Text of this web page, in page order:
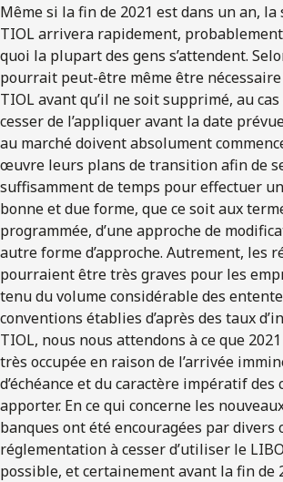
Même si la fin de 2021 est dans un an,
TIOL arrivera rapidement,
quoi la plupart des gens s’attendent.
pourrait peut-être même être
TIOL avant qu’il ne soit supprimé, au
cesser de l’appliquer avant la date
au marché doivent absolument
œuvre leurs plans de transition afin de
suffisamment de temps pour effectuer
bonne et due forme, que ce soit aux
programmée, d’une approche de
autre forme d’approche. Autrement, les
pourraient être très graves pour les
tenu du volume considérable des
conventions établies d’après des taux
TIOL, nous nous attendons à ce que
très occupée en raison de l’arrivée
d’échéance et du caractère impératif des
apporter. En ce qui concerne les
banques ont été encouragées par divers
réglementation à cesser d’utiliser le
possible, et certainement avant la fin de